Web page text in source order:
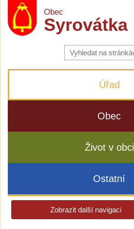
Obec
Syrovátka
Vyhledávání
na
stránkách
Úřad
Obec
Život v obci
Ostatní
Zobrazit další navigaci